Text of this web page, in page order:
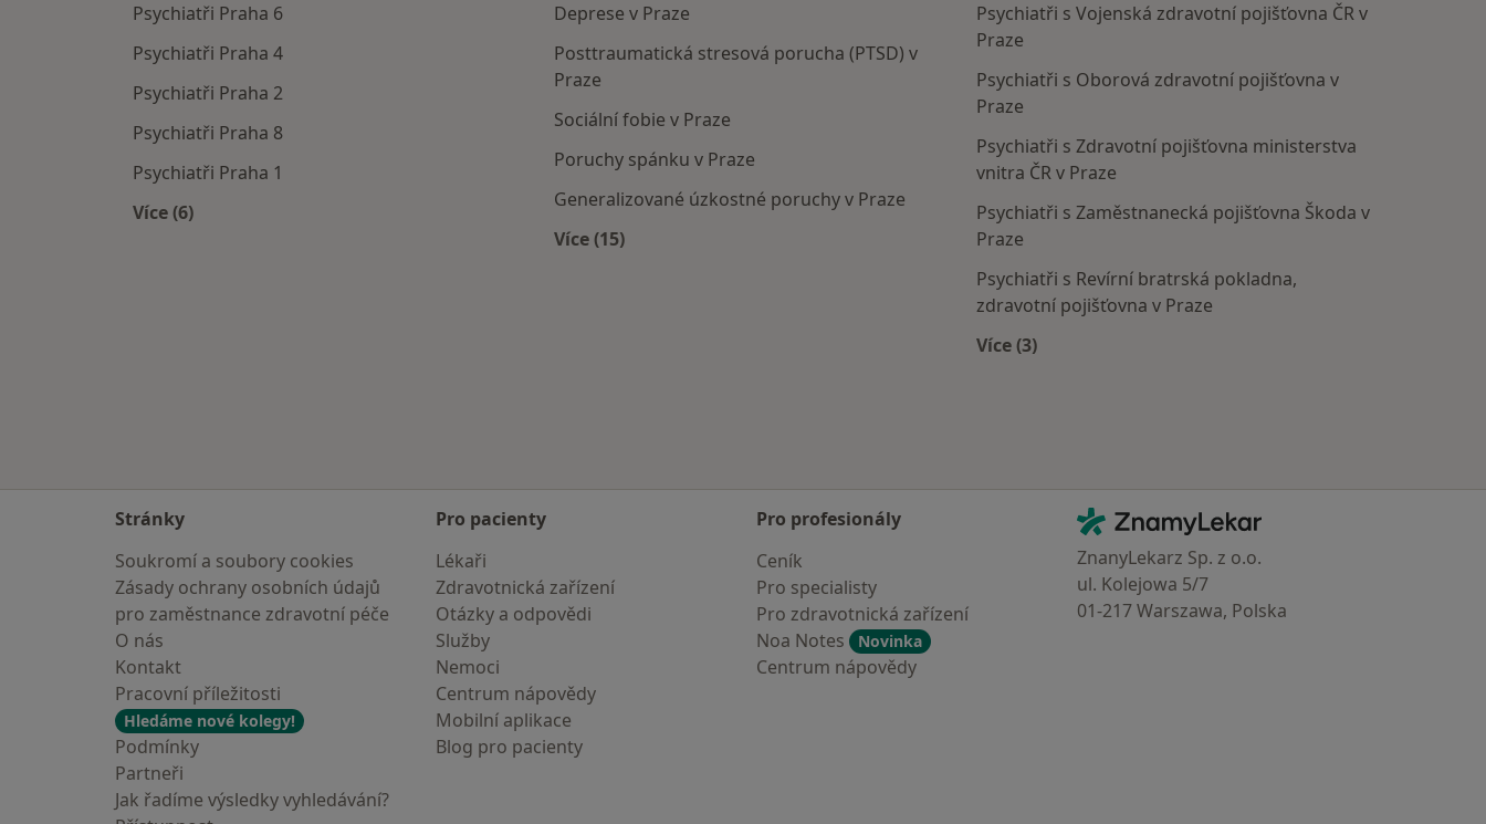
Psychiatři Praha 6
Psychiatři Praha 4
Psychiatři Praha 2
Psychiatři Praha 8
Psychiatři Praha 1
Více (6)
Deprese v Praze
Posttraumatická stresová porucha (PTSD) v
Praze
Sociální fobie v Praze
Poruchy spánku v Praze
Generalizované úzkostné poruchy v Praze
Více (15)
Psychiatři s Vojenská zdravotní pojišťovna ČR v
Praze
Psychiatři s Oborová zdravotní pojišťovna v
Praze
Psychiatři s Zdravotní pojišťovna ministerstva
vnitra ČR v Praze
Psychiatři s Zaměstnanecká pojišťovna Škoda v
Praze
Psychiatři s Revírní bratrská pokladna,
zdravotní pojišťovna v Praze
Více (3)
Stránky
Soukromí a soubory cookies
Zásady ochrany osobních údajů
pro zaměstnance zdravotní péče
O nás
Kontakt
Pracovní příležitosti
Hledáme nové kolegy!
Podmínky
Partneři
Jak řadíme výsledky vyhledávání?
Pro pacienty
Lékaři
Zdravotnická zařízení
Otázky a odpovědi
Služby
Nemoci
Centrum nápovědy
Mobilní aplikace
Blog pro pacienty
Pro profesionály
Ceník
Pro specialisty
Pro zdravotnická zařízení
Noa Notes
Novinka
Centrum nápovědy
Kontakt
ZnamyLekar - Hlavní stránka
ZnanyLekarz Sp. z o.o.
ul. Kolejowa 5/7
01-217 Warszawa, Polska